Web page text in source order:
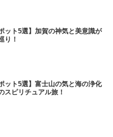
ット5選】加賀の神気と美意識が
り！
ット5選】富士山の気と海の浄化
スピリチュアル旅！